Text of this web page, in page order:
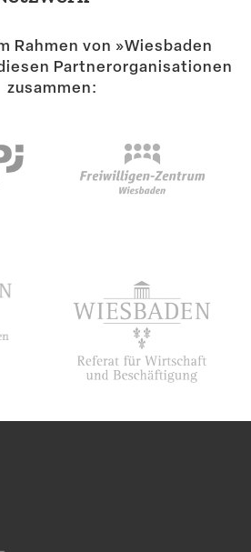
Rahmen von »Wiesbaden
Partner­or­ga­ni­sa­tionen
zusammen: